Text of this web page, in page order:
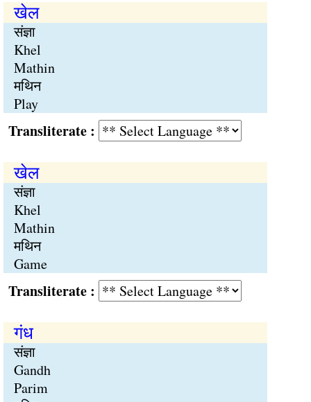
खेल
संज्ञा
Khel
Mathin
मथिन
Play
:
खेल
संज्ञा
Khel
Mathin
मथिन
Game
:
गंध
संज्ञा
Gandh
Parim